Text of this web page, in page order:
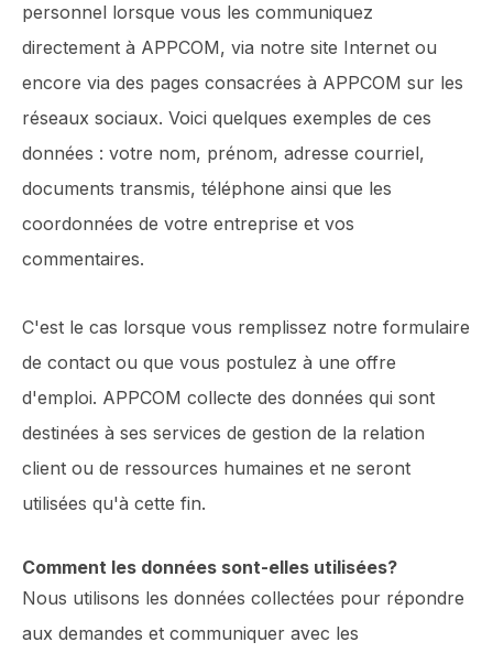
personnel lorsque vous les communiquez
directement à APPCOM, via notre site Internet ou
encore via des pages consacrées à APPCOM sur les
réseaux sociaux. Voici quelques exemples de ces
données : votre nom, prénom, adresse courriel,
documents transmis, téléphone ainsi que les
coordonnées de votre entreprise et vos
commentaires.
C'est le cas lorsque vous remplissez notre formulaire
de contact ou que vous postulez à une offre
d'emploi. APPCOM collecte des données qui sont
destinées à ses services de gestion de la relation
client ou de ressources humaines et ne seront
utilisées qu'à cette fin.
Comment les données sont-elles utilisées?
Nous utilisons les données collectées pour répondre
aux demandes et communiquer avec les